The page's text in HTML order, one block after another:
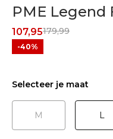
PME Legend
179,99
107,95
-40%
Selecteer je maat
M L